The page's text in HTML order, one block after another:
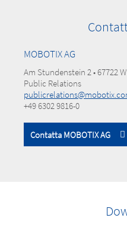
MOBOTIX AG
Am Stundenstein 2 • 67722
Public Relations
+49 6302 9816-0
Contatta MOBOTIX AG